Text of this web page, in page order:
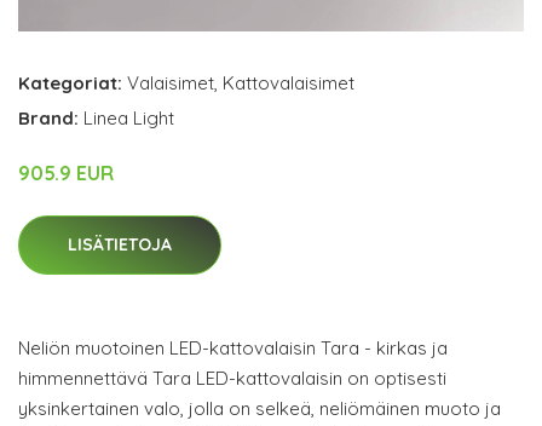
Kategoriat: Valaisimet, Kattovalaisimet
Brand: Linea Light
905.9 EUR
LISÄTIETOJA
Neliön muotoinen LED-kattovalaisin Tara - kirkas ja
himmennettävä Tara LED-kattovalaisin on optisesti
yksinkertainen valo, jolla on selkeä, neliömäinen muoto ja